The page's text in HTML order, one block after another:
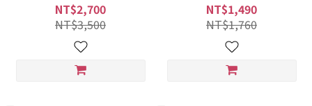
NT$2,700
NT$3,500
NT$1,490
NT$1,760